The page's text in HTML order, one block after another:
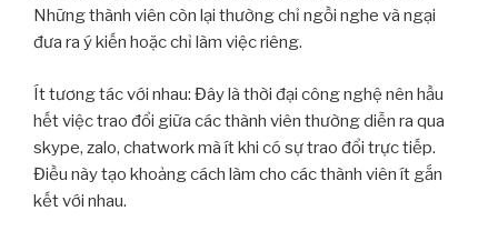
Những thành viên còn lại thường chỉ ngồi nghe và ngại
đưa ra ý kiến hoặc chỉ làm việc riêng.
Ít tương tác với nhau: Đây là thời đại công nghệ nên hầu
hết việc trao đổi giữa các thành viên thường diễn ra qua
skype, zalo, chatwork mà ít khi có sự trao đổi trực tiếp.
Điều này tạo khoảng cách làm cho các thành viên ít gắn
kết với nhau.